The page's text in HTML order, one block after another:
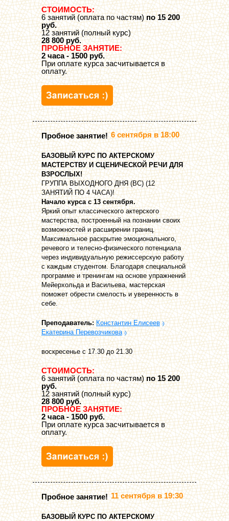
СТОИМОСТЬ:
6 занятий (оплата по частям)по 15 200
руб.
12 занятий (полный курс)
28 800 руб.
ПРОБНОЕ ЗАНЯТИЕ:
2 часа - 1500 руб.
При оплате курса засчитывается в
оплату.
Пробное занятие! 6 сентября в 18:00
БАЗОВЫЙ КУРС ПО АКТЕРСКОМУ
МАСТЕРСТВУ И СЦЕНИЧЕСКОЙ РЕЧИ ДЛЯ
ВЗРОСЛЫХ!
ГРУППА ВЫХОДНОГО ДНЯ (ВС) (12
ЗАНЯТИЙ ПО 4 ЧАСА)!
Начало курса с 13 сентября.
Яркий опыт классического актерского
мастерства, построенный на познании своих
возможностей и расширении границ.
Максимальное раскрытие эмоционального,
речевого и телесно-физического потенциала
через индивидуальную режиссерскую работу
с каждым студентом. Благодаря специальной
программе и тренингам на основе упражнений
Мейерхольда и Васильева, мастерская
поможет обрести смелость и уверенность в
себе.
Преподаватель: Константин Елисеев
Екатерина Перевозчикова
воскресенье с 17.30 до 21.30
СТОИМОСТЬ:
6 занятий (оплата по частям)по 15 200
руб.
12 занятий (полный курс)
28 800 руб.
ПРОБНОЕ ЗАНЯТИЕ:
2 часа - 1500 руб.
При оплате курса засчитывается в
оплату.
Пробное занятие! 11 сентября в 19:30
БАЗОВЫЙ КУРС ПО АКТЕРСКОМУ